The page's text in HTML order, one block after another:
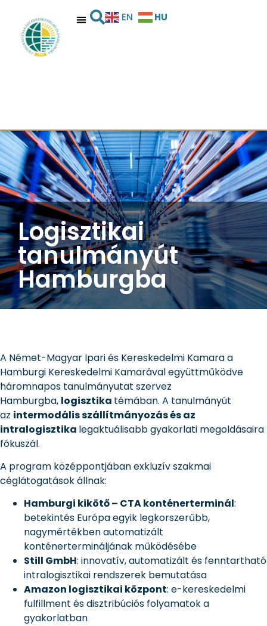
EN HU
Logisztikai
tanulmányút
Hamburgba
A Német-Magyar Ipari és Kereskedelmi Kamara a
Hamburgi Kereskedelmi Kamarával együttműködve
háromnapos tanulmányutat szervez
Hamburgba, logisztika témában. A tanulmányút
az intermodális szállítmányozás és az
intralogisztika legaktuálisabb gyakorlati megoldásaira
fókuszál.
A program középpontjában exkluzív szakmai
céglátogatások állnak:
Hamburgi kikötő – CTA konténerterminál:
betekintés Európa egyik legkorszerűbb,
nagymértékben automatizált
konténertermináljának működésébe
Still GmbH: innovatív, automatizált és fenntartható
intralogisztikai rendszerek bemutatása
Amazon logisztikai központ: e-kereskedelmi
fulfillment és disztribúciós folyamatok a
gyakorlatban